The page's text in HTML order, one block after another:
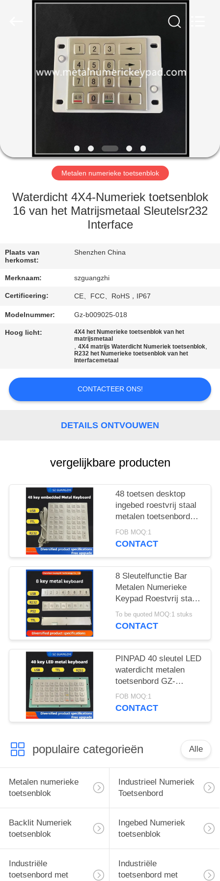
PRODUCTEN
ONGEVEER
FABRIEKSREIS
KWALITEITSCONTROLE
CONTACTEER
EEN
CITAAT
PRIVACY
POLICY
Metalen numerieke toetsenblok
Waterdicht 4X4-Numeriek toetsenblok
16 van het Matrijsmetaal Sleutelsr232
Interface
Plaats van
herkomst:
Shenzhen China
Merknaam: szguangzhi
Certificering: CE、FCC、RoHS，IP67
Modelnummer: Gz-b009025-018
Hoog licht:
4X4 het Numerieke toetsenblok van het
matrijsmetaal
,4X4 matrijs Waterdicht Numeriek toetsenblok,
R232 het Numerieke toetsenblok van het
Interfacemetaal
CONTACTEER ONS!
DETAILS ONTVOUWEN
vergelijkbare producten
48 toetsen desktop
ingebed roestvrij staal
metalen toetsenbord
GZ-B035013 USB-
interface
FOB MOQ:1
CONTACT
8 Sleutelfunctie Bar
Metalen Numerieke
Keypad Roestvrij staal
304 Side Key Pinpad
To be quoted MOQ:1 stuks
CONTACT
PINPAD 40 sleutel LED
waterdicht metalen
toetsenbord GZ-
C001055 R232
interface
FOB MOQ:1
CONTACT
populaire categorieën Alle
Metalen numerieke
toetsenblok
Industrieel Numeriek
Toetsenbord
Backlit Numeriek
toetsenblok
Ingebed Numeriek
toetsenblok
Industriële
toetsenbord met
Industriële
toetsenbord met